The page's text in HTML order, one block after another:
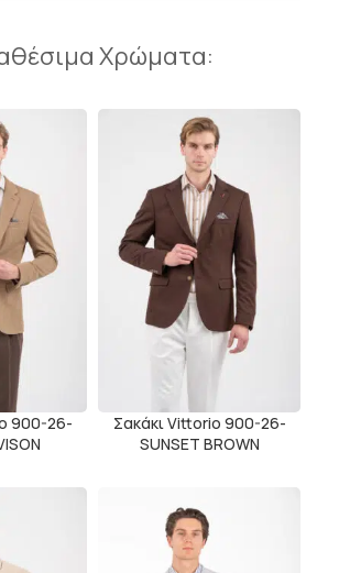
Χρώματα:
900-26-
Σακάκι Vittorio 900-26-
SUNSET BROWN